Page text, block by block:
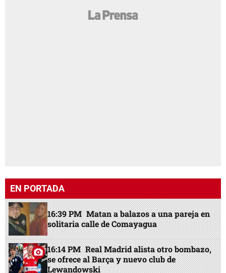
EN PORTADA
16:39 PM Matan a balazos a una pareja en
solitaria calle de Comayagua
16:14 PM Real Madrid alista otro bombazo,
se ofrece al Barça y nuevo club de
Lewandowski